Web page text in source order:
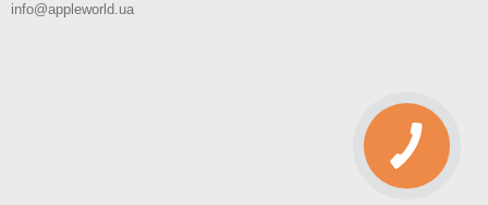
info@appleworld.ua